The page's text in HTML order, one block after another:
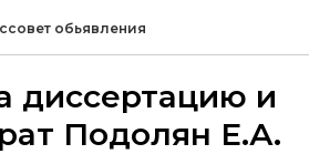
обьявления
диссертацию и
Подолян Е.А.